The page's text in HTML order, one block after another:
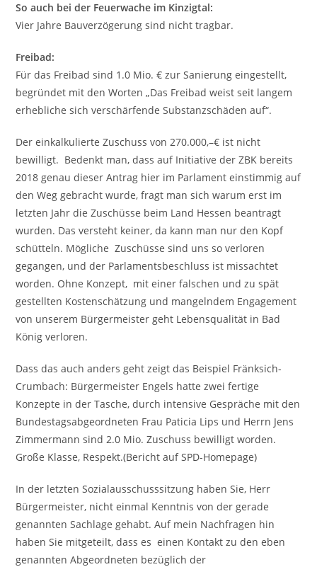
So auch bei der Feuerwache im Kinzigtal:
Vier Jahre Bauverzögerung sind nicht tragbar.
Freibad:
Für das Freibad sind 1.0 Mio. € zur Sanierung eingestellt,
begründet mit den Worten „Das Freibad weist seit langem
erhebliche sich verschärfende Substanzschäden auf“.
Der einkalkulierte Zuschuss von 270.000,–€ ist nicht
bewilligt. Bedenkt man, dass auf Initiative der ZBK bereits
2018 genau dieser Antrag hier im Parlament einstimmig auf
den Weg gebracht wurde, fragt man sich warum erst im
letzten Jahr die Zuschüsse beim Land Hessen beantragt
wurden. Das versteht keiner, da kann man nur den Kopf
schütteln. Mögliche Zuschüsse sind uns so verloren
gegangen, und der Parlamentsbeschluss ist missachtet
worden. Ohne Konzept, mit einer falschen und zu spät
gestellten Kostenschätzung und mangelndem Engagement
von unserem Bürgermeister geht Lebensqualität in Bad
König verloren.
Dass das auch anders geht zeigt das Beispiel Fränksich-
Crumbach: Bürgermeister Engels hatte zwei fertige
Konzepte in der Tasche, durch intensive Gespräche mit den
Bundestagsabgeordneten Frau Paticia Lips und Herrn Jens
Zimmermann sind 2.0 Mio. Zuschuss bewilligt worden.
Große Klasse, Respekt.(Bericht auf SPD-Homepage)
In der letzten Sozialausschusssitzung haben Sie, Herr
Bürgermeister, nicht einmal Kenntnis von der gerade
genannten Sachlage gehabt. Auf mein Nachfragen hin
haben Sie mitgeteilt, dass es einen Kontakt zu den eben
genannten Abgeordneten bezüglich der